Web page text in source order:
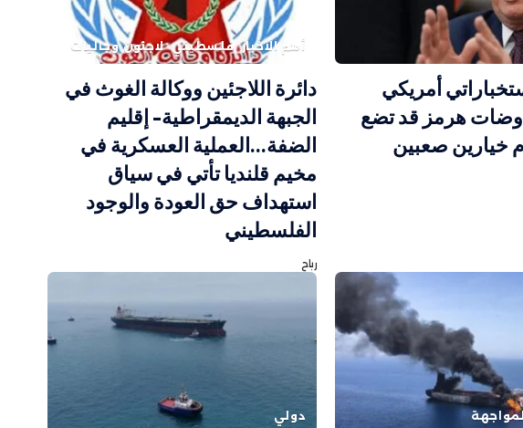
أمريكي
هرمز قد تضع
خيارين صعبين
أهم الاخبار فلسطيني لاجئون وجاليات
دائرة اللاجئين ووكالة الغوث في
الجبهة الديمقراطية- إقليم
الضفة…العملية العسكرية في
مخيم قلنديا تأتي في سياق
استهداف حق العودة والوجود
الفلسطيني
رباح
دولي